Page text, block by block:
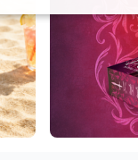
ANALYTICKÉ
Nezbytné Analytické
stránek, jako je